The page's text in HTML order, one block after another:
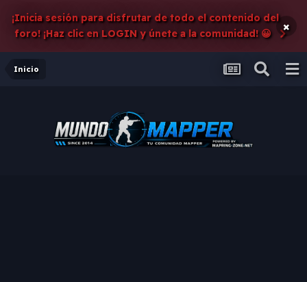
¡Inicia sesión para disfrutar de todo el contenido del
foro! ¡Haz clic en LOGIN y únete a la comunidad! 😀
×
Inicio